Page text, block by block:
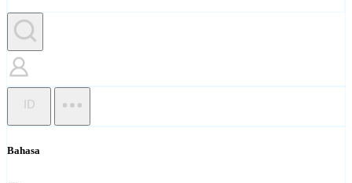
ID
Bahasa